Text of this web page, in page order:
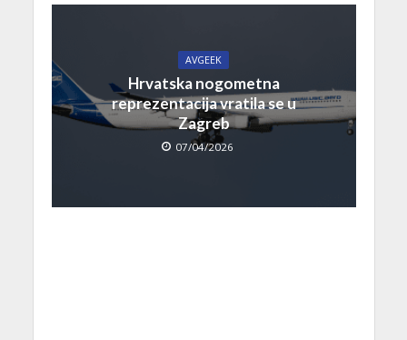
AVGEEK
Hrvatska nogometna
reprezentacija vratila se u
Zagreb
07/04/2026